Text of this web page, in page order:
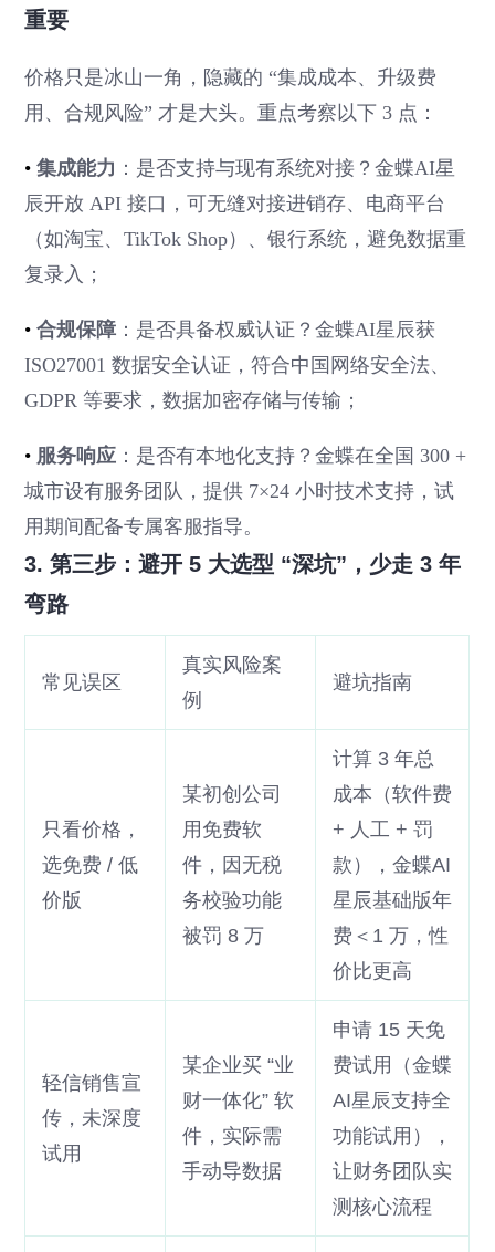
重要
价格只是冰山一角，隐藏的 “集成成本、升级费
用、合规风险” 才是大头。重点考察以下 3 点：
•集成能力 ：是否支持与现有系统对接？金蝶AI星
辰开放 API 接口，可无缝对接进销存、电商平台
（如淘宝、TikTok Shop）、银行系统，避免数据重
复录入；
•合规保障 ：是否具备权威认证？金蝶AI星辰获
ISO27001 数据安全认证，符合中国网络安全法、
GDPR 等要求，数据加密存储与传输；
• 服务响应 ：是否有本地化支持？金蝶在全国 300 +
城市设有服务团队，提供 7×24 小时技术支持，试
用期间配备专属客服指导。
3. 第三步：避开 5 大选型 “深坑”，少走 3 年
弯路
常见误区
真实风险案
例
避坑指南
只看价格，
选免费 / 低
价版
某初创公司
用免费软
件，因无税
务校验功能
被罚 8 万
计算 3 年总
成本（软件费
+ 人工 + 罚
款），金蝶AI
星辰基础版年
费＜1 万，性
价比更高
轻信销售宣
传，未深度
试用
某企业买 “业
财一体化” 软
件，实际需
手动导数据
申请 15 天免
费试用（金蝶
AI星辰支持全
功能试用），
让财务团队实
测核心流程